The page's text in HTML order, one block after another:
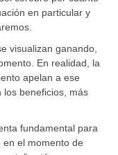
en particular y
visualizan ganando,
En realidad, la
apelan a ese
los beneficios, más
fundamental para
el momento de